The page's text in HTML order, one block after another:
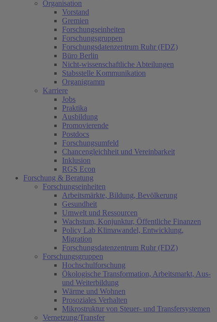
Organisation
Vorstand
Gremien
Forschungseinheiten
Forschungsgruppen
Forschungsdatenzentrum Ruhr (FDZ)
Büro Berlin
Nicht-wissenschaftliche Abteilungen
Stabsstelle Kommunikation
Organigramm
Karriere
Jobs
Praktika
Ausbildung
Promovierende
Postdocs
Forschungsumfeld
Chancengleichheit und Vereinbarkeit
Inklusion
RGS Econ
Forschung & Beratung
Forschungseinheiten
Arbeitsmärkte, Bildung, Bevölkerung
Gesundheit
Umwelt und Ressourcen
Wachstum, Konjunktur, Öffentliche Finanzen
Policy Lab Klimawandel, Entwicklung,
Migration
Forschungsdatenzentrum Ruhr (FDZ)
Forschungsgruppen
Hochschulforschung
Ökologische Transformation, Arbeitsmarkt, Aus-
und Weiterbildung
Wärme und Wohnen
Prosoziales Verhalten
Mikrostruktur von Steuer- und Transfersystemen
Vernetzung/Transfer